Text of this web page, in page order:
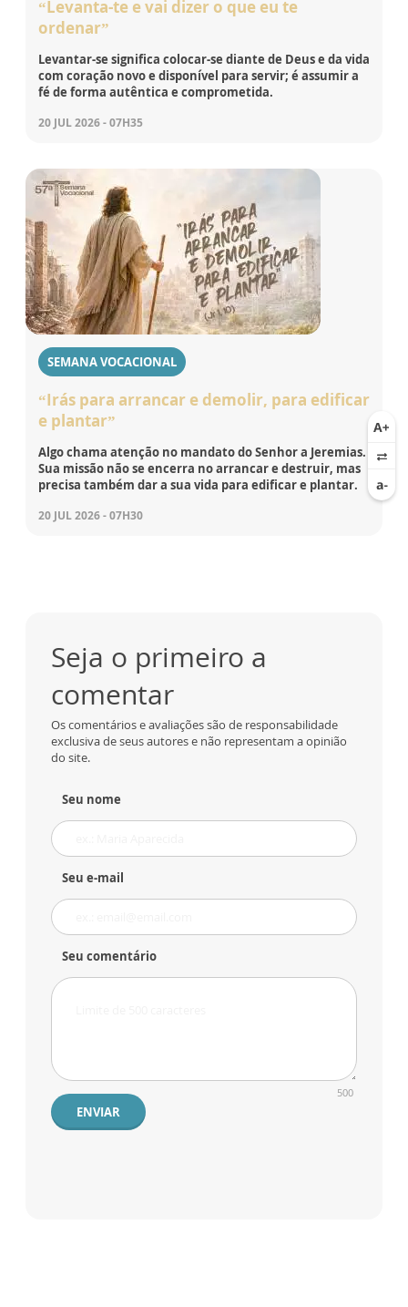
“Levanta-te e vai dizer o que eu te
ordenar”
Levantar-se significa colocar-se diante de Deus e da vida
com coração novo e disponível para servir; é assumir a
fé de forma autêntica e comprometida.
20 JUL 2026 - 07H35
SEMANA VOCACIONAL
“Irás para arrancar e demolir, para edificar
e plantar”
Algo chama atenção no mandato do Senhor a Jeremias.
Sua missão não se encerra no arrancar e destruir, mas
precisa também dar a sua vida para edificar e plantar.
20 JUL 2026 - 07H30
Seja o primeiro a
comentar
Os comentários e avaliações são de responsabilidade
exclusiva de seus autores e não representam a opinião
do site.
Seu nome
Seu e-mail
Seu comentário
500
ENVIAR